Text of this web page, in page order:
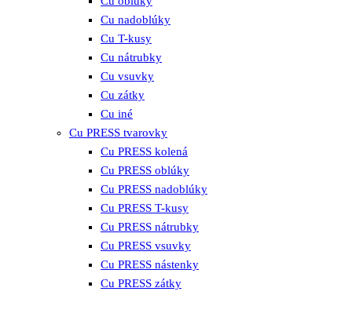
Cu nadoblúky
Cu T-kusy
Cu nátrubky
Cu vsuvky
Cu zátky
Cu iné
Cu PRESS tvarovky
Cu PRESS kolená
Cu PRESS oblúky
Cu PRESS nadoblúky
Cu PRESS T-kusy
Cu PRESS nátrubky
Cu PRESS vsuvky
Cu PRESS nástenky
Cu PRESS zátky